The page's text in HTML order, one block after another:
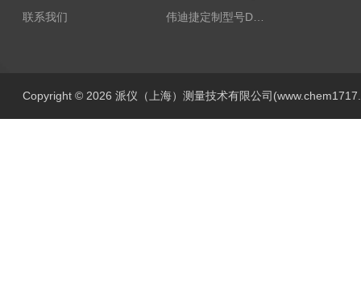
联系我们
伟迪捷定制型号DHM506-5000-002
Copyright © 2026 派仪（上海）测量技术有限公司